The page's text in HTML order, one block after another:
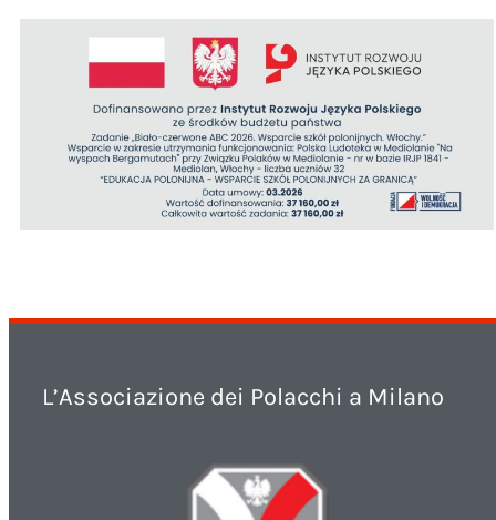
L’Associazione dei Polacchi a Milano